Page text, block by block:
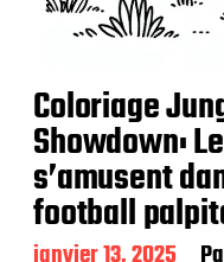
Coloriage
Showdown:
s’amusent
football